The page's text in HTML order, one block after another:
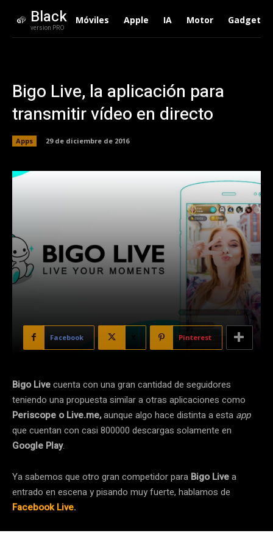
Black
version PRO
Móviles Apple IA Motor Gadgets
Bigo Live, la aplicación para
transmitir vídeo en directo
Apps 29 de diciembre de 2016
Facebook Pinterest
Bigo Livecuenta con una gran cantidad de seguidores
teniendo una propuesta similar a otras aplicaciones como
Periscope o Live.me,aunque algo hace distinta a esta app
que cuentan con casi 800000 descargas solamente en
Google Play.
Ya sabemos que otro gran competidor para Bigo Livea
entrado en escena y pisando muy fuerte, hablamos de
Facebook Live.